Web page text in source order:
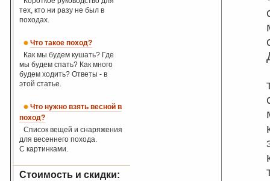
тех, кто ни разу не был в
походах.
Что такое поход?
Как мы будем кушать? Где
мы будем спать? Как много
будем ходить? Ответы - в
этой статье.
Что нужно взять весной в
поход?
Список вещей и снаряжения
для весеннего похода.
С картинками.
Стоимость и скидки: